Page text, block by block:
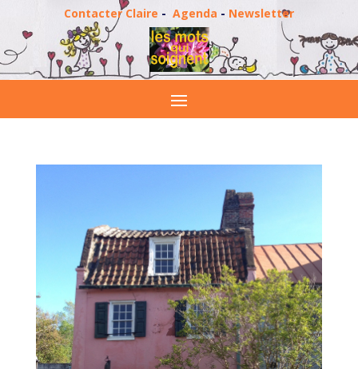
Contacter Claire - Agenda - Newsletter